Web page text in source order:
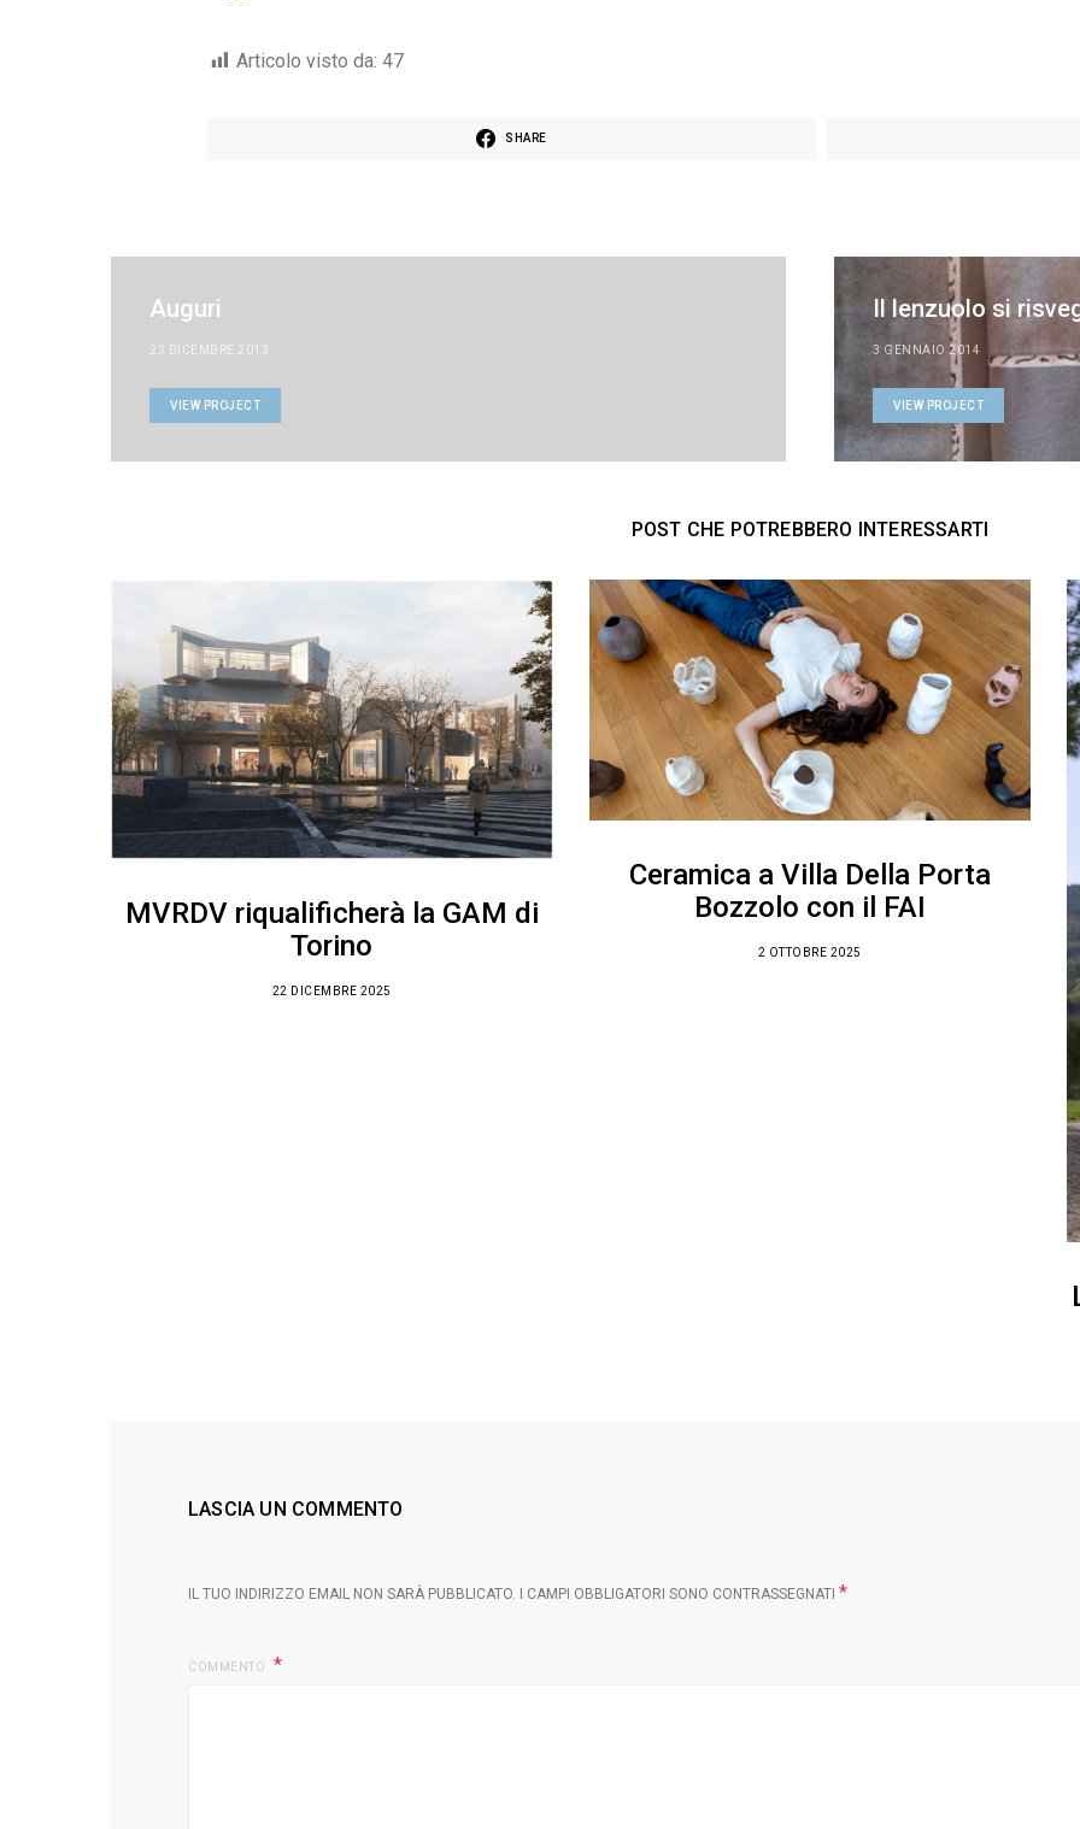
Articolo visto da: 47
SHARE
Auguri
23 DICEMBRE 2013
VIEW PROJECT
Il lenzuolo si
3 GENNAIO 2014
VIEW PROJECT
POST CHE POTREBBERO INTERESSARTI
MVRDV riqualificherà la GAM di
Torino
22 DICEMBRE 2025
Ceramica a Villa Della Porta
Bozzolo con il FAI
2 OTTOBRE 2025
LASCIA UN COMMENTO
IL TUO INDIRIZZO EMAIL NON SARÀ PUBBLICATO. I CAMPI OBBLIGATORI SONO CONTRASSEGNATI *
COMMENTO